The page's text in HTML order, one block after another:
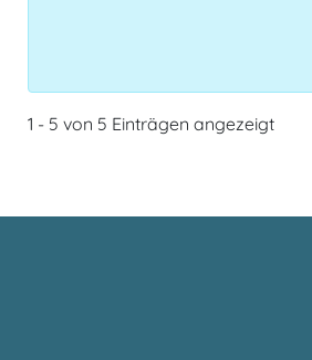
1 - 5 von 5 Einträgen angezeigt